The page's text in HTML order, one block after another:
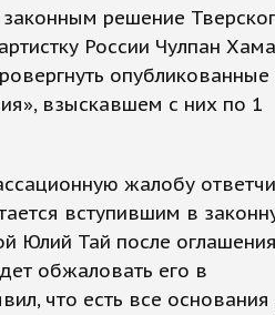
решение
России Чулпан
взыскавшем с них по 1
жалобу
вступившим в
Юлий Тай после оглашения
обжаловать его в
что есть все основания